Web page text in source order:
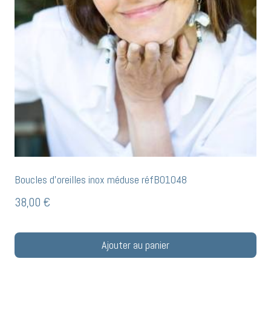
Boucles d’oreilles inox méduse réfB01048
38,00 €
Ajouter au panier